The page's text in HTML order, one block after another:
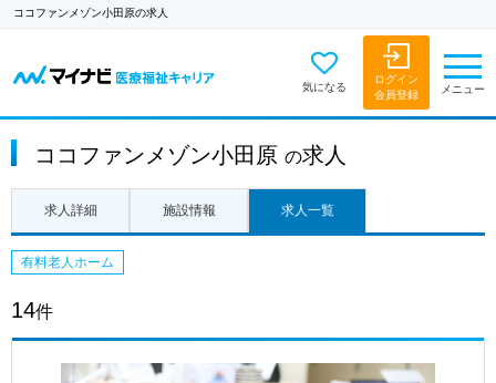
ココファンメゾン小田原の求人
気になる
ログイン
会員登録
メニュー
ココファンメゾン小田原 の求人
求人詳細 施設情報 求人一覧
有料老人ホーム
14件